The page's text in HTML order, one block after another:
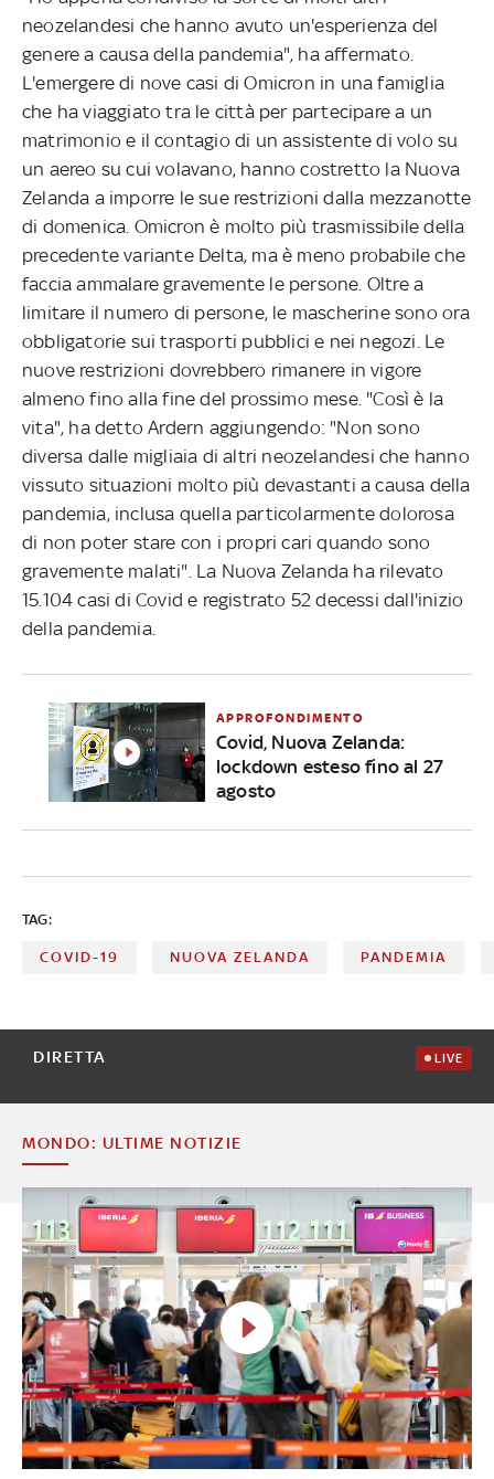
neozelandesi che hanno avuto un'esperienza del
genere a causa della pandemia", ha affermato.
L'emergere di nove casi di Omicron in una famiglia
che ha viaggiato tra le città per partecipare a un
matrimonio e il contagio di un assistente di volo su
un aereo su cui volavano, hanno costretto la Nuova
Zelanda a imporre le sue restrizioni dalla mezzanotte
di domenica. Omicron è molto più trasmissibile della
precedente variante Delta, ma è meno probabile che
faccia ammalare gravemente le persone. Oltre a
limitare il numero di persone, le mascherine sono ora
obbligatorie sui trasporti pubblici e nei negozi. Le
nuove restrizioni dovrebbero rimanere in vigore
almeno fino alla fine del prossimo mese. "Così è la
vita", ha detto Ardern aggiungendo: "Non sono
diversa dalle migliaia di altri neozelandesi che hanno
vissuto situazioni molto più devastanti a causa della
pandemia, inclusa quella particolarmente dolorosa
di non poter stare con i propri cari quando sono
gravemente malati". La Nuova Zelanda ha rilevato
15.104 casi di Covid e registrato 52 decessi dall'inizio
della pandemia.
APPROFONDIMENTO
Covid, Nuova Zelanda:
lockdown esteso fino al 27
agosto
TAG:
COVID-19 NUOVA ZELANDA PANDEMIA
DIRETTA LIVE
MONDO: ULTIME NOTIZIE